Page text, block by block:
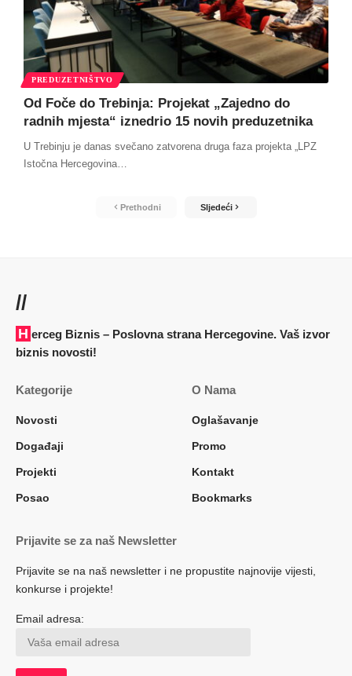
PREDUZETNIŠTVO
Od Foče do Trebinja: Projekat „Zajedno do
radnih mjesta“ iznedrio 15 novih preduzetnika
U Trebinju je danas svečano zatvorena druga faza projekta „LPZ
Istočna Hercegovina
Prethodni Sljedeći
//
Herceg Biznis – Poslovna strana Hercegovine. Vaš izvor
biznis novosti!
Kategorije
Novosti
Događaji
Projekti
Posao
O Nama
Oglašavanje
Promo
Kontakt
Bookmarks
Prijavite se za naš Newsletter
Prijavite se na naš newsletter i ne propustite najnovije vijesti,
konkurse i projekte!
Email adresa: